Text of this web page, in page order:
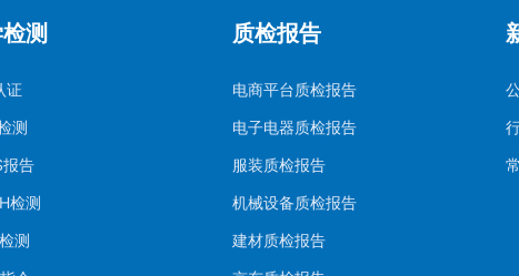
测
证
测
报告
检测
测
质检报告
电商平台质检报告
电子电器质检报告
服装质检报告
机械设备质检报告
建材质检报告